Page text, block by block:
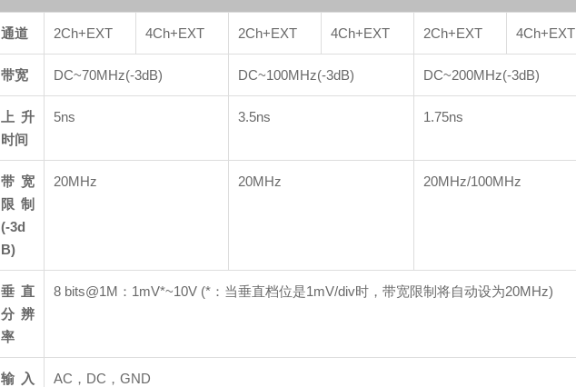
通道 2Ch+EXT 4Ch+EXT 2Ch+EXT 4Ch+EXT 2Ch+EXT 4Ch+EXT
带宽 DC~70MHz(-3dB) DC~100MHz(-3dB) DC~200MHz(-3dB)
上升
时间
5ns 3.5ns 1.75ns
带宽
限制
(-3d
B)
20MHz 20MHz 20MHz/100MHz
垂直
分辨
率
8 bits@1M：1mV*~10V (*：当垂直档位是1mV/div时，带宽限制将自动设为20MHz)
输入
AC，DC，GND